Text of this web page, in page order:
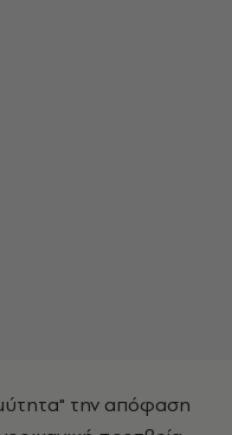
την απόφαση